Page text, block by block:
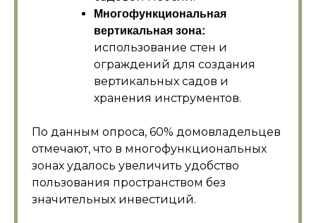
Многофункциональная
вертикальная зона:
использование стен и
ограждений для создания
вертикальных садов и
хранения инструментов.
По данным опроса, 60% домовладельцев
отмечают, что в многофункциональных
зонах удалось увеличить удобство
пользования пространством без
значительных инвестиций.